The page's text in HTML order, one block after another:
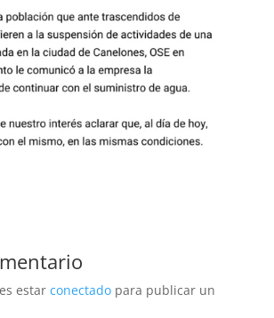
estar conectadopara publicar un